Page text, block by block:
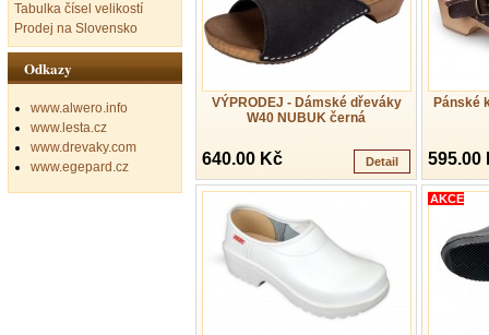
VÝPRODEJ - Dámské dřeváky
W40 NUBUK černá
640.00 Kč Detail
Pánské
595.00
AKCE
Tabulka čísel velikostí
Prodej na Slovensko
Odkazy
www.alwero.info
www.lesta.cz
www.drevaky.com
www.egepard.cz